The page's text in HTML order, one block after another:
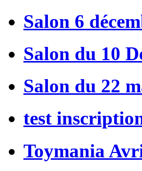
Salon 6
Salon du 10
Salon du 22
test
Toymania